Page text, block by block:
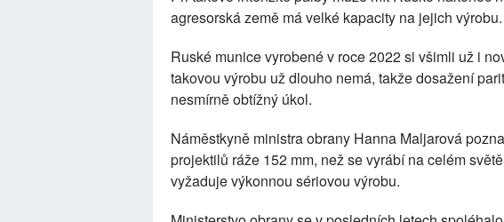
agresorská země má velké kapacity na jejich výrobu.
Ruské munice vyrobené v roce 2022 si všimli už i
takovou výrobu už dlouho nemá, takže dosažení
nesmírně obtížný úkol.
Náměstkyně ministra obrany Hanna Maljarová
projektilů ráže 152 mm, než se vyrábí na celém
vyžaduje výkonnou sériovou výrobu.